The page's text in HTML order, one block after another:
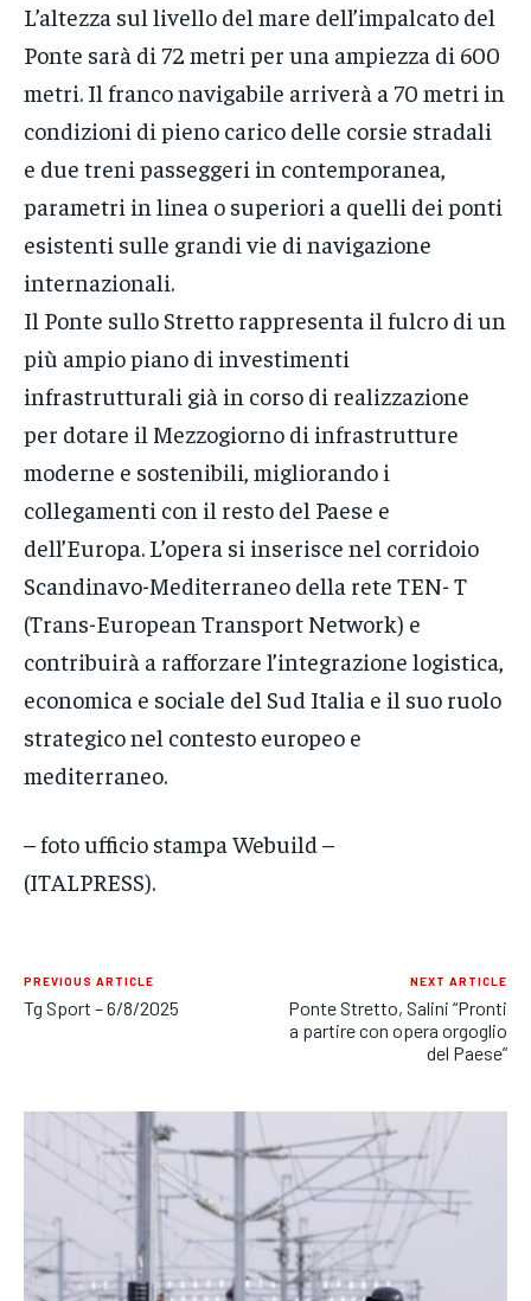
L’altezza sul livello del mare dell’impalcato del
Ponte sarà di 72 metri per una ampiezza di 600
metri. Il franco navigabile arriverà a 70 metri in
condizioni di pieno carico delle corsie stradali
e due treni passeggeri in contemporanea,
parametri in linea o superiori a quelli dei ponti
esistenti sulle grandi vie di navigazione
internazionali.
Il Ponte sullo Stretto rappresenta il fulcro di un
più ampio piano di investimenti
infrastrutturali già in corso di realizzazione
per dotare il Mezzogiorno di infrastrutture
moderne e sostenibili, migliorando i
collegamenti con il resto del Paese e
dell’Europa. L’opera si inserisce nel corridoio
Scandinavo-Mediterraneo della rete TEN- T
(Trans-European Transport Network) e
contribuirà a rafforzare l’integrazione logistica,
economica e sociale del Sud Italia e il suo ruolo
strategico nel contesto europeo e
mediterraneo.
– foto ufficio stampa Webuild –
(ITALPRESS).
PREVIOUS ARTICLE
Tg Sport – 6/8/2025
NEXT ARTICLE
Ponte Stretto, Salini “Pronti
a partire con opera orgoglio
del Paese”